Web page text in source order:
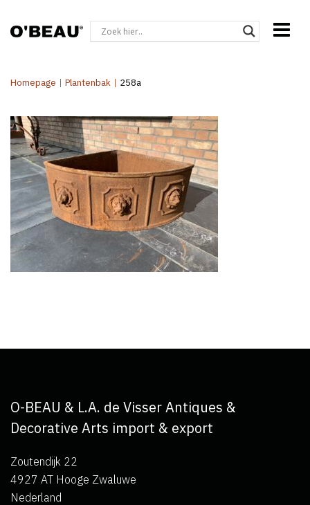
Homepage | Plantenbak | 258a
O-BEAU & L.A. de Visser Antiques &
Decorative Arts import & export
Zoutendijk 22
4927 AT Hooge Zwaluwe
Nederland